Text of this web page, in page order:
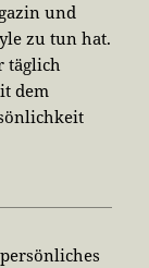
und
zu tun hat.
täglich
dem